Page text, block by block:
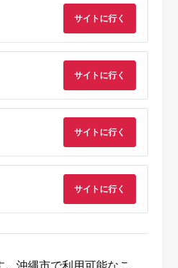
満市】しろくまツアー
5.0
寄付金額:200,000円
使えるゴルフ利用券
寄付金額:15,000
サイトに行く
サイトに行く
サイトに行く
サイトに行く
沖縄市で利用可能なこ